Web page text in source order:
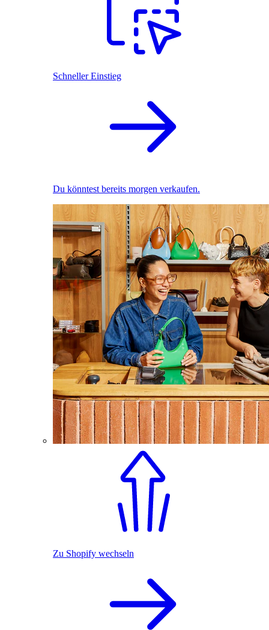
Schneller Einstieg
Du könntest bereits morgen verkaufen.
Zu Shopify wechseln